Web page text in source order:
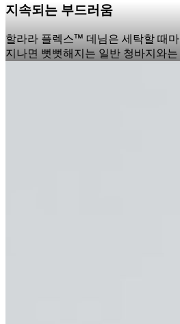
지속되는 부드러움
할라라 플렉스™ 데님은 세탁할 때
지나면 뻣뻣해지는 일반 청바지와